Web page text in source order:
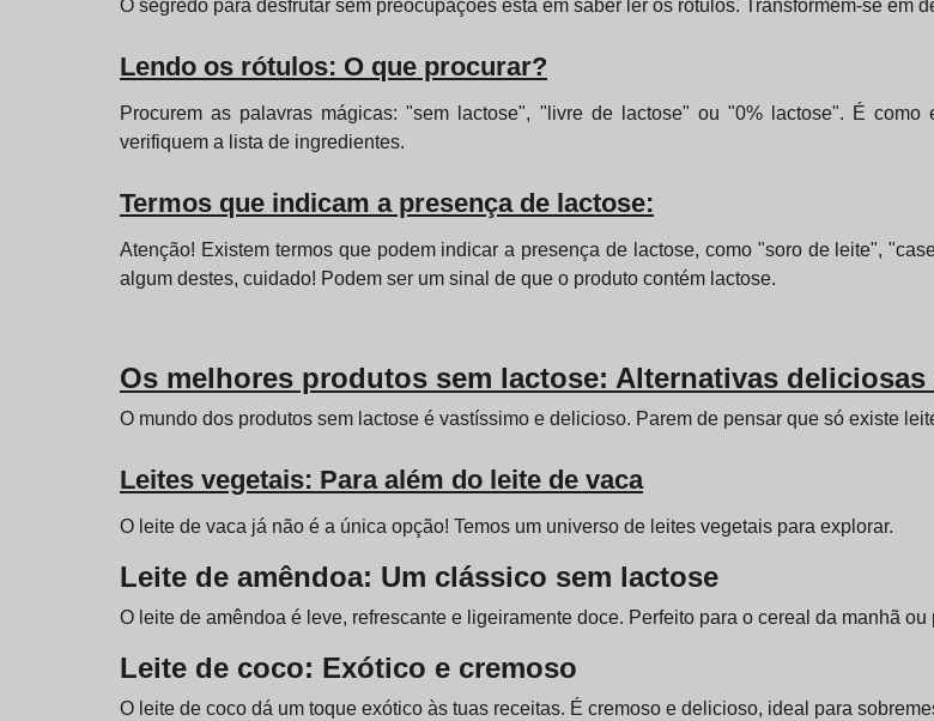
O segredo para desfrutar sem preocupações está em saber ler os rótulos. Transformem-se em
Lendo os rótulos: O que procurar?
Procurem as palavras mágicas: "sem lactose", "livre de lactose" ou "0% lactose". É como
verifiquem a lista de ingredientes.
Termos que indicam a presença de lactose:
Atenção! Existem termos que podem indicar a presença de lactose, como "soro de leite",
algum destes, cuidado! Podem ser um sinal de que o produto contém lactose.
Os melhores produtos sem lactose: Alternativas
O mundo dos produtos sem lactose é vastíssimo e delicioso. Parem de pensar que só existe
Leites vegetais: Para além do leite de vaca
O leite de vaca já não é a única opção! Temos um universo de leites vegetais para explorar.
Leite de amêndoa: Um clássico sem lactose
O leite de amêndoa é leve, refrescante e ligeiramente doce. Perfeito para o cereal da manhã
Leite de coco: Exótico e cremoso
O leite de coco dá um toque exótico às tuas receitas. É cremoso e delicioso, ideal para